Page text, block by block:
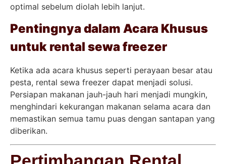
optimal sebelum diolah lebih lanjut.
Pentingnya dalam Acara Khusus
untuk rental sewa freezer
Ketika ada acara khusus seperti perayaan besar atau
pesta, rental sewa freezer dapat menjadi solusi.
Persiapan makanan jauh-jauh hari menjadi mungkin,
menghindari kekurangan makanan selama acara dan
memastikan semua tamu puas dengan santapan yang
diberikan.